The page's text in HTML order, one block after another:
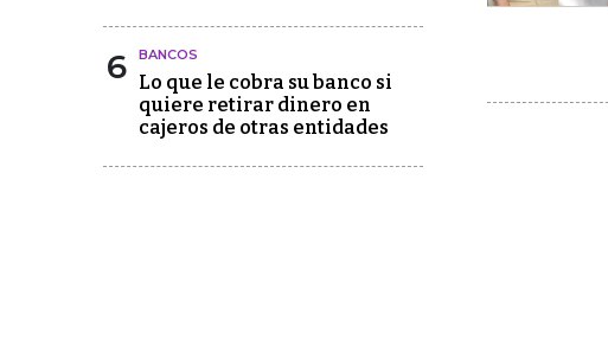
6 BANCOS
Lo que le cobra su banco si
quiere retirar dinero en
cajeros de otras entidades